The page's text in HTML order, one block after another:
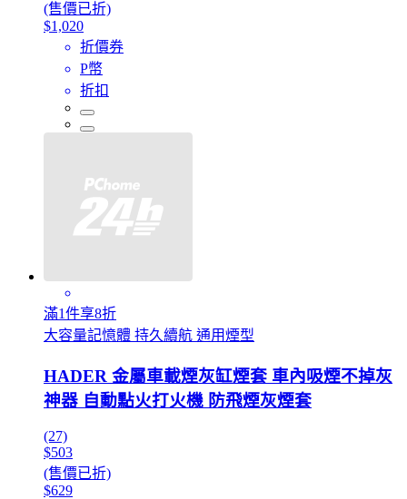
(售價已折)
$1,020
折價券
P幣
折扣
滿1件享8折
大容量記憶體 持久續航 通用煙型
HADER 金屬車載煙灰缸煙套 車內吸煙不掉灰
神器 自動點火打火機 防飛煙灰煙套
(27)
$503
(售價已折)
$629